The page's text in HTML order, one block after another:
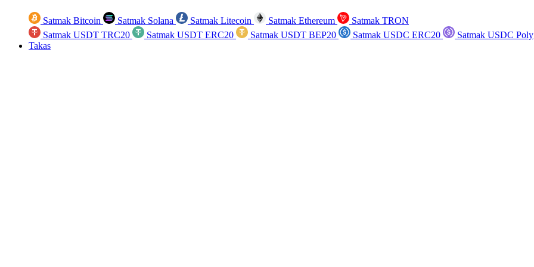
Satmak Bitcoin Satmak Solana Satmak Litecoin Satmak Ethereum
Satmak TRON
Satmak USDT TRC20
Satmak USDT ERC20 Satmak USDT BEP20 Satmak USDC ERC20
Satmak USDC
Takas